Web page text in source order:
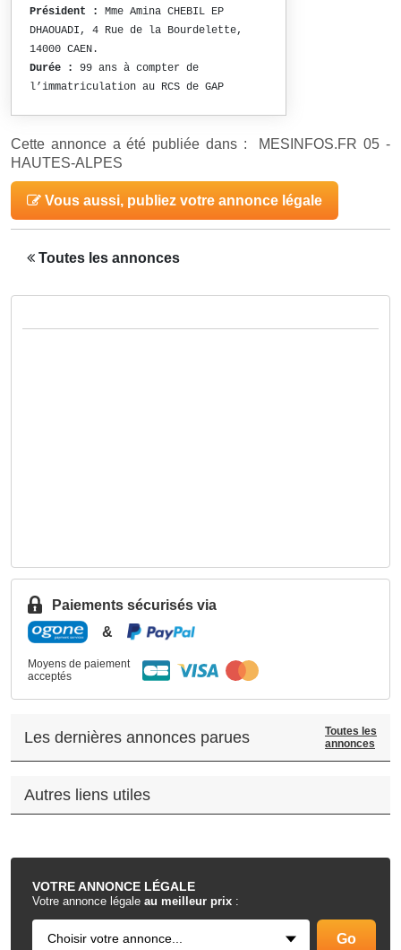
Président :
Mme Amina CHEBIL EP
DHAOUADI, 4 Rue de la Bourdelette,
14000 CAEN.
Durée :
99 ans à compter de
l’immatriculation au RCS de GAP
Cette annonce a été publiée dans : MESINFOS.FR 05 -
HAUTES-ALPES
Vous aussi, publiez votre annonce légale
Toutes les annonces
VOTREANNONCE LÉGALE
Votre annonce légale au meilleur prix :
Paiements sécurisés via
&
Moyens de paiement
acceptés
Les dernières annonces parues
Toutes les
annonces
Autres liens utiles
.